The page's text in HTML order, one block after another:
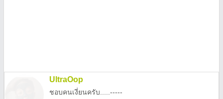
UltraOop
ชอบคนเงี่ยนครับ.....-----